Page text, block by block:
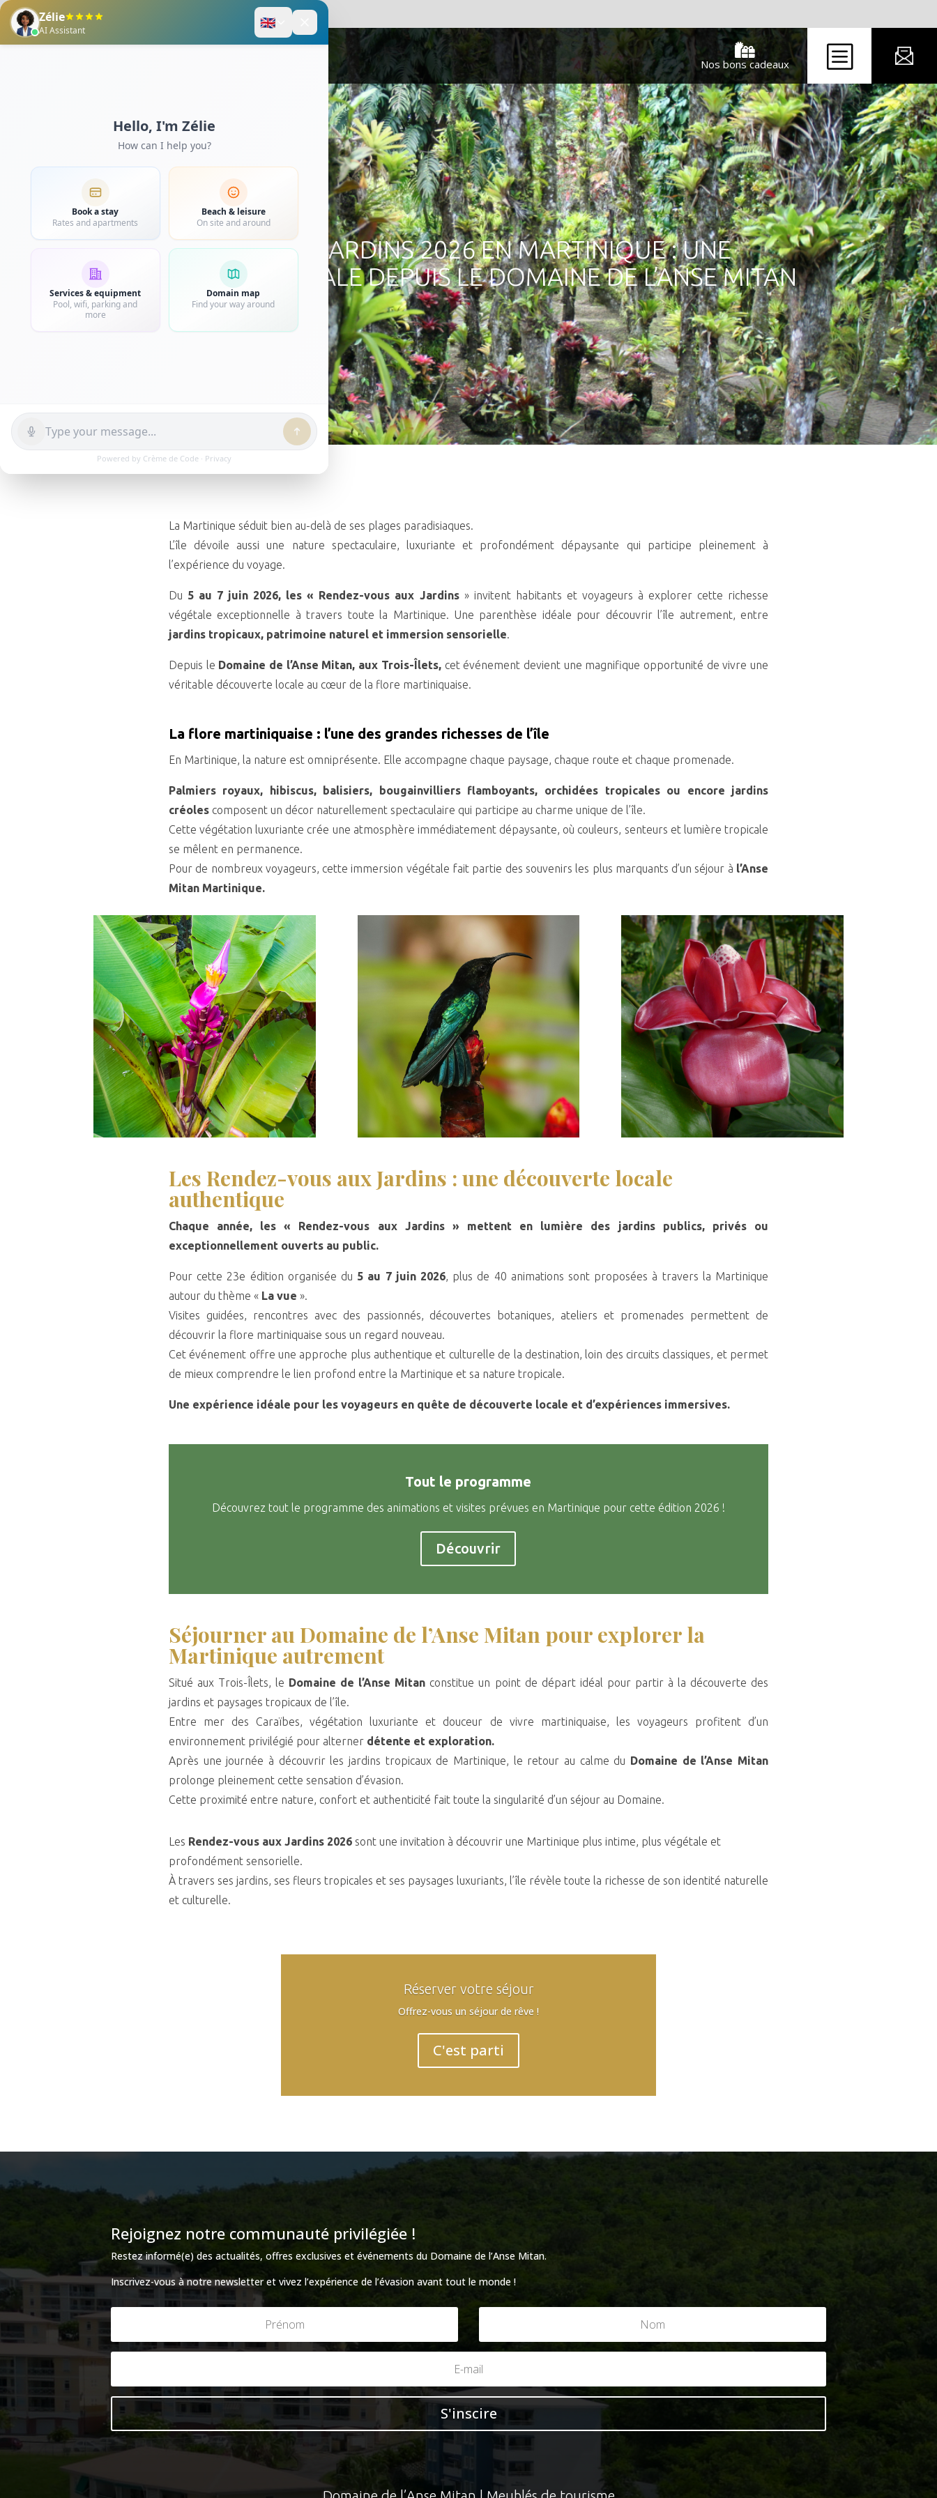
Enregistrez-vous

Nos bons cadeaux b
Actualité Martinique
★★★★
RENDEZ-VOUS AUX JARDINS 2026 EN MARTINIQUE : UNE
IMMERSION TROPICALE DEPUIS LE DOMAINE DE L’ANSE MITAN
La Martinique séduit bien au-delà de ses plages paradisiaques.
L’île dévoile aussi une nature spectaculaire, luxuriante et profondément dépaysante qui participe pleinement à
l’expérience du voyage.
Du 5 au 7 juin 2026, les « Rendez-vous aux Jardins» invitent habitants et voyageurs à explorer cette richesse
végétale exceptionnelle à travers toute la Martinique. Une parenthèse idéale pour découvrir l’île autrement, entre
jardins tropicaux, patrimoine naturel et immersion sensorielle.
Depuis le Domaine de l’Anse Mitan, aux Trois-Îlets,cet événement devient une magnifique opportunité de vivre une
véritable découverte locale au cœur de la flore martiniquaise.
La flore martiniquaise : l’une des grandes richesses de l’île
En Martinique, la nature est omniprésente. Elle accompagne chaque paysage, chaque route et chaque promenade.
Palmiers royaux, hibiscus, balisiers, bougainvilliers flamboyants, orchidées tropicales ou encore jardins
créolescomposent un décor naturellement spectaculaire qui participe au charme unique de l’île.
Cette végétation luxuriante crée une atmosphère immédiatement dépaysante, où couleurs, senteurs et lumière tropicale
se mêlent en permanence.
Pour de nombreux voyageurs, cette immersion végétale fait partie des souvenirs les plus marquants d’un séjour à l’Anse
Mitan Martinique.
Les Rendez-vous aux Jardins : une découverte locale
authentique
Chaque année, les « Rendez-vous aux Jardins » mettent en lumière des jardins publics, privés ou
exceptionnellement ouverts au public.
Pour cette 23e édition organisée du 5 au 7 juin 2026, plus de 40 animations sont proposées à travers la Martinique
autour du thème « La vue ».
Visites guidées, rencontres avec des passionnés, découvertes botaniques, ateliers et promenades permettent de
découvrir la flore martiniquaise sous un regard nouveau.
Cet événement offre une approche plus authentique et culturelle de la destination, loin des circuits classiques, et permet
de mieux comprendre le lien profond entre la Martinique et sa nature tropicale.
Une expérience idéale pour les voyageurs en quête de découverte locale et d’expériences immersives.
Tout le programme
Découvrez tout le programme des animations et visites prévues en Martinique pour cette édition 2026 !
Découvrir
Séjourner au Domaine de l’Anse Mitan pour explorer la
Martinique autrement
Situé aux Trois-Îlets, le Domaine de l’Anse Mitan constitue un point de départ idéal pour partir à la découverte des
jardins et paysages tropicaux de l’île.
Entre mer des Caraïbes, végétation luxuriante et douceur de vivre martiniquaise, les voyageurs profitent d’un
environnement privilégié pour alterner détente et exploration.
Après une journée à découvrir les jardins tropicaux de Martinique, le retour au calme du Domaine de l’Anse Mitan
prolonge pleinement cette sensation d’évasion.
Cette proximité entre nature, confort et authenticité fait toute la singularité d’un séjour au Domaine.
Les Rendez-vous aux Jardins 2026sont une invitation à découvrir une Martinique plus intime, plus végétale et
profondément sensorielle.
À travers ses jardins, ses fleurs tropicales et ses paysages luxuriants, l’île révèle toute la richesse de son identité naturelle
et culturelle.
Réserver votre séjour
Offrez-vous un séjour de rêve !
C'est parti
Rejoignez notre communauté privilégiée !
Restez informé(e) des actualités, offres exclusives et événements du Domaine de l’Anse Mitan.
Inscrivez-vous à notre newsletter et vivez l’expérience de l’évasion avant tout le monde !
S'inscire